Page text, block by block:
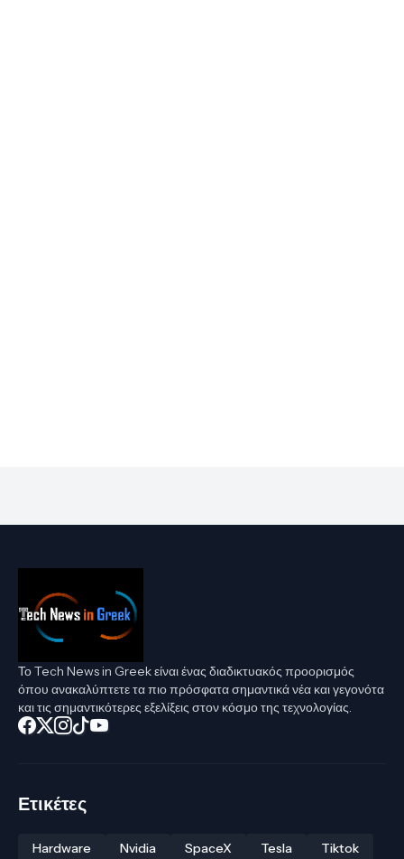
Το Tech News in Greek είναι ένας διαδικτυακός προορισμός
όπου ανακαλύπτετε τα πιο πρόσφατα σημαντικά νέα και γεγονότα
και τις σημαντικότερες εξελίξεις στον κόσμο της τεχνολογίας.
Ετικέτες
Hardware Nvidia SpaceX Tesla
Tiktok